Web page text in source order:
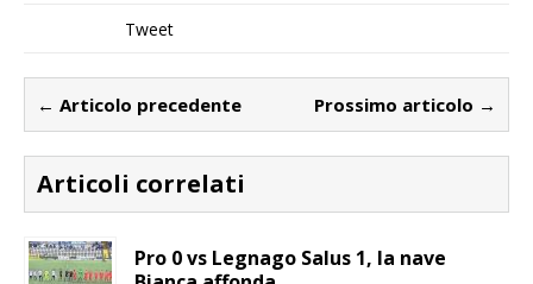
Tweet
← Articolo precedente Prossimo articolo →
Articoli correlati
Pro 0 vs Legnago Salus 1, la nave